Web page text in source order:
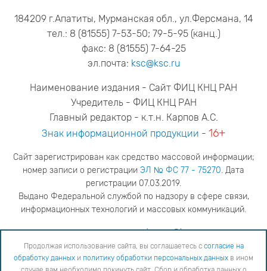
184209 г.Апатиты, Мурманская обл., ул.Ферсмана, 14
тел.: 8 (81555) 7-53-50; 79-5-95 (канц.)
факс: 8 (81555) 7-64-25
эл.почта: ksc@ksc.ru
Наименование издания - Сайт ФИЦ КНЦ РАН
Учредитель - ФИЦ КНЦ РАН
Главный редактор - к.т.н. Карпов А.С.
Знак информационной продукции - 16+
Сайт зарегистрирован как средство массовой информации;
номер записи о регистрации ЭЛ № ФС 77 - 75270. Дата
регистрации 07.03.2019.
Выдано Федеральной службой по надзору в сфере связи,
информационных технологий и массовых коммуникаций.
адрес редакцииya.stogova@ksc.ru
телефон редакции81555-79-516
Продолжая использование сайта, вы соглашаетесь с согласие на обработку данных
Продолжая использование сайта, вы соглашаетесь с согласие на
обработку данных и политику обработки персональных данных в ином